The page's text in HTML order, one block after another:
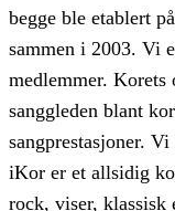
begge ble etablert
sammen i 2003. Vi
medlemmer. Korets
sanggleden blant
sangprestasjoner.
iKor er et allsidig
rock, viser, klassisk